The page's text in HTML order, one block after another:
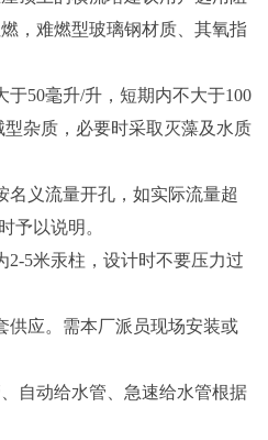
，难燃型玻璃钢材质、其氧指
50毫升/升，短期内不大于100
杂质，必要时采取灭藻及水质
义流量开孔，如实际流量超
予以说明。
5米汞柱，设计时不要压力过
应。需本厂派员现场安装或
自动给水管、急速给水管根据